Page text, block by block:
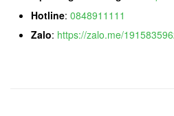
Hotline: 0848911111
Zalo: https://zalo.me/